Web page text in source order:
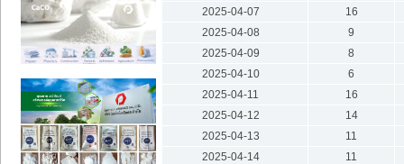
2025-04-07
16
2025-04-08
9
2025-04-09
8
2025-04-10
6
2025-04-11
16
2025-04-12
14
2025-04-13
11
2025-04-14
11